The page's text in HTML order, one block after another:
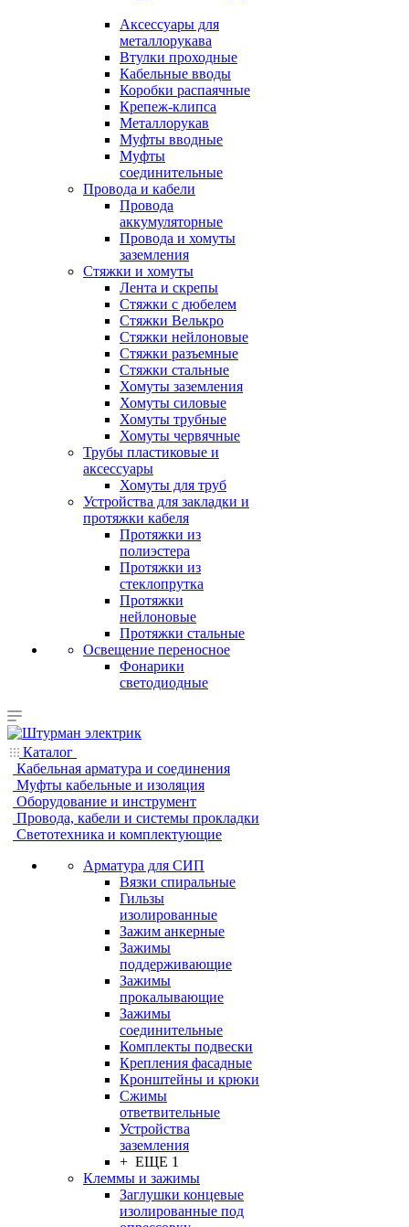
Аксессуары для
металлорукава
Втулки проходные
Кабельные вводы
Коробки распаячные
Крепеж-клипса
Металлорукав
Муфты вводные
Муфты
соединительные
Провода и кабели
Провода
аккумуляторные
Провода и хомуты
заземления
Стяжки и хомуты
Лента и скрепы
Стяжки c дюбелем
Стяжки Велькро
Стяжки нейлоновые
Стяжки разъемные
Стяжки стальные
Хомуты заземления
Хомуты силовые
Хомуты трубные
Хомуты червячные
Трубы пластиковые и
аксессуары
Хомуты для труб
Устройства для закладки и
протяжки кабеля
Протяжки из
полиэстера
Протяжки из
стеклопрутка
Протяжки
нейлоновые
Протяжки стальные
Освещение переносное
Фонарики
светодиодные
Каталог
Кабельная арматура и соединения
Муфты кабельные и изоляция
Оборудование и инструмент
Провода, кабели и системы прокладки
Светотехника и комплектующие
Арматура для СИП
Вязки спиральные
Гильзы
изолированные
Зажим анкерные
Зажимы
поддерживающие
Зажимы
прокалывающие
Зажимы
соединительные
Комплекты подвески
Крепления фасадные
Кронштейны и крюки
Сжимы
ответвительные
Устройства
заземления
+ ЕЩЕ 1
Клеммы и зажимы
Заглушки концевые
изолированные под